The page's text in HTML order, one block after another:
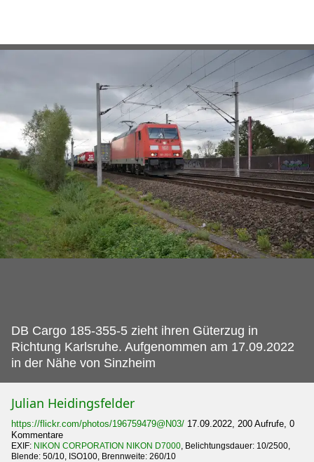
DB Cargo 185-355-5 zieht ihren Güterzug in
Richtung Karlsruhe. Aufgenommen am 17.09.2022
in der Nähe von Sinzheim
Julian Heidingsfelder
https://flickr.com/photos/196759479@N03/ 17.09.2022, 200 Aufrufe, 0
Kommentare
EXIF: NIKON CORPORATION NIKON D7000 , Belichtungsdauer: 10/2500,
Blende: 50/10, ISO100, Brennweite: 260/10